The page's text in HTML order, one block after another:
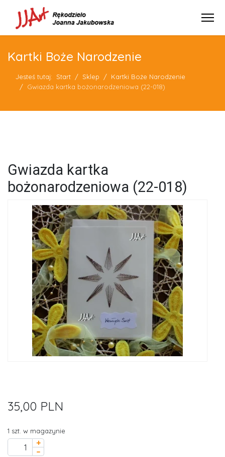
Kartki Boże Narodzenie
Jesteś tutaj: Start Sklep
Kartki Boże Narodzenie
Gwiazda kartka bożonarodzeniowa (22-018)
Gwiazda kartka
bożonarodzeniowa (22-018)
35,00 PLN
1 szt. w magazynie
+
–